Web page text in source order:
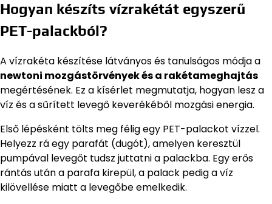
Hogyan készíts vízrakétát egyszerű
PET-palackból?
A vízrakéta készítése látványos és tanulságos módja a
newtoni mozgástörvények és a rakétameghajtás
megértésének. Ez a kísérlet megmutatja, hogyan lesz a
víz és a sűrített levegő keverékéből mozgási energia.
Első lépésként tölts meg félig egy PET-palackot vízzel.
Helyezz rá egy parafát (dugót), amelyen keresztül
pumpával levegőt tudsz juttatni a palackba. Egy erős
rántás után a parafa kirepül, a palack pedig a víz
kilövellése miatt a levegőbe emelkedik.